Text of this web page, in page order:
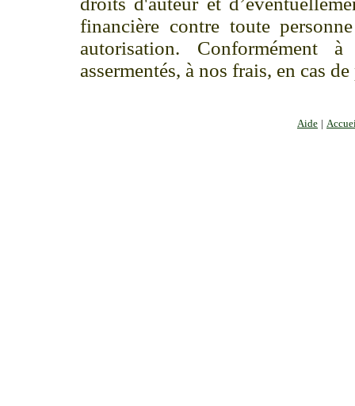
financière contre toute
autorisation. Conformément
assermentés, à nos frais, en cas
Aide |